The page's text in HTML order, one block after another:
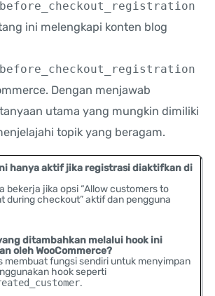
ini melengkapi konten blog
Dengan menjawab
utama yang mungkin dimiliki
topik yang beragam.
hanya aktif jika registrasi diaktifkan di
bekerja jika opsi “Allow customers to
during checkout” aktif dan pengguna
ditambahkan melalui hook ini
oleh WooCommerce?
membuat fungsi sendiri untuk menyimpan
hook seperti
.